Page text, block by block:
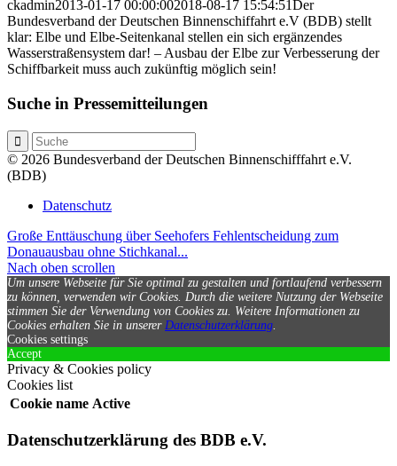
ckadmin2013-01-17 00:00:002018-08-17 15:54:51 Der
Bundesverband der Deutschen Binnenschiffahrt e.V (BDB) stellt
klar: Elbe und Elbe-Seitenkanal stellen ein sich ergänzendes
Wasserstraßensystem dar! – Ausbau der Elbe zur Verbesserung der
Schiffbarkeit muss auch zukünftig möglich sein!
Suche in Pressemitteilungen
© 2026 Bundesverband der Deutschen Binnenschifffahrt e.V.
(BDB)
Datenschutz
Große Enttäuschung über Seehofers Fehlentscheidung zum
Donauausbau ohne Stichkanal...
Nach oben scrollen
Um unsere Webseite für Sie optimal zu gestalten und fortlaufend verbessern
zu können, verwenden wir Cookies. Durch die weitere Nutzung der Webseite
stimmen Sie der Verwendung von Cookies zu. Weitere Informationen zu
Cookies erhalten Sie in unserer Datenschutzerklärung
Cookies settings
Accept
Privacy & Cookies policy
Cookies list
Cookie name Active
Datenschutzerklärung des BDB e.V.